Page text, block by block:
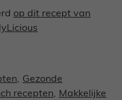
op dit recept van
, Gezonde
recepten, Makkelijke